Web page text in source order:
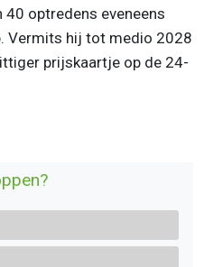
optredens eveneens
Vermits hij tot medio 2028
prijskaartje op de 24-